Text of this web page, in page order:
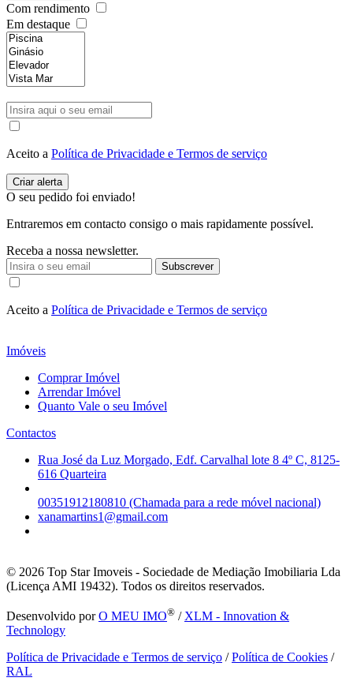
Com rendimento
Em destaque
Aceito a Política de Privacidade e Termos de serviço
O seu pedido foi enviado!
Entraremos em contacto consigo o mais rapidamente possível.
Receba a nossa newsletter.
Subscrever
Aceito a Política de Privacidade e Termos de serviço
Imóveis
Comprar Imóvel
Arrendar Imóvel
Quanto Vale o seu Imóvel
Contactos
Rua José da Luz Morgado, Edf. Carvalhal lote 8 4º C, 8125-
616 Quarteira
00351912180810 (Chamada para a rede móvel nacional)
xanamartins1@gmail.com
© 2026 Top Star Imoveis - Sociedade de Mediação Imobiliaria Lda
(Licença AMI 19432). Todos os direitos reservados.
Desenvolvido porO MEU IMO® / XLM - Innovation &
Technology
Política de Privacidade e Termos de serviço /Política de Cookies /
RAL